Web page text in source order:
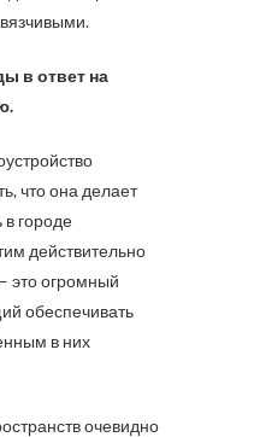
в ответ на
что она делает
в городе
действительно
это огромный
обеспечивать
в них
очевидно